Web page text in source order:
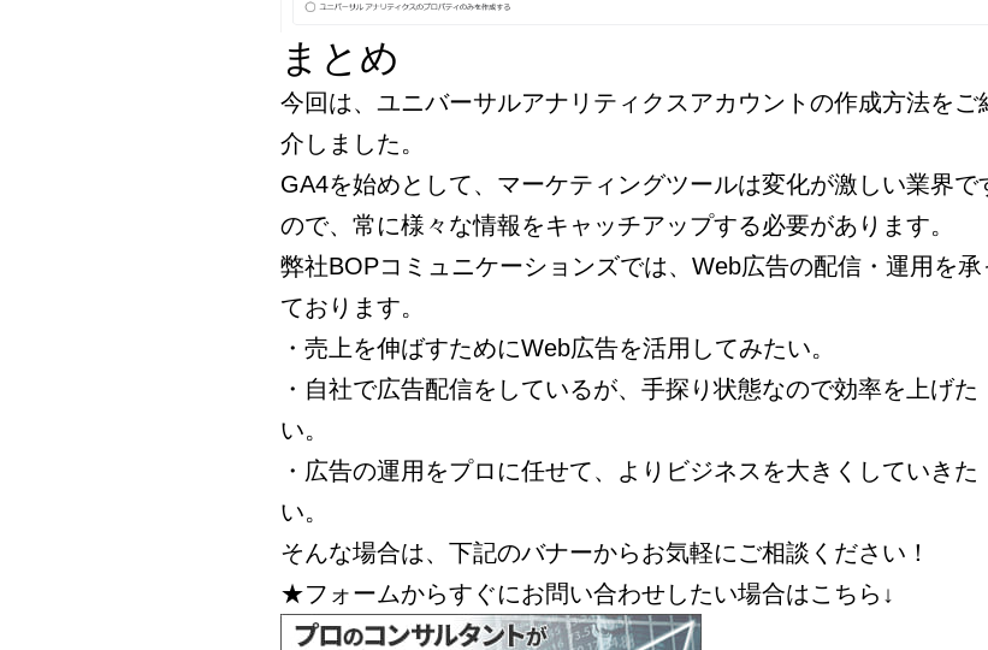
まとめ
今回は、ユニバーサルアナリティクスアカウントの作成方法をご
介しました。
GA4を始めとして、マーケティングツールは変化が激しい業界で
ので、常に様々な情報をキャッチアップする必要があります。
弊社BOPコミュニケーションズでは、Web広告の配信・運用を承
ております。
・売上を伸ばすためにWeb広告を活用してみたい。
・自社で広告配信をしているが、手探り状態なので効率を上げた
い。
・広告の運用をプロに任せて、よりビジネスを大きくしていきた
い。
そんな場合は、下記のバナーからお気軽にご相談ください！
★フォームからすぐにお問い合わせしたい場合はこちら↓